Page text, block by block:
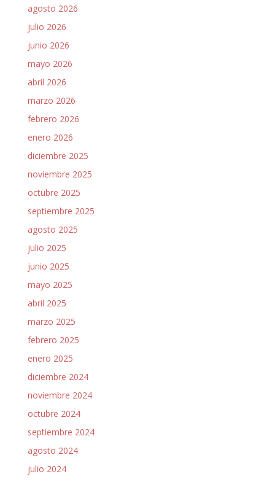
agosto 2026
julio 2026
junio 2026
mayo 2026
abril 2026
marzo 2026
febrero 2026
enero 2026
diciembre 2025
noviembre 2025
octubre 2025
septiembre 2025
agosto 2025
julio 2025
junio 2025
mayo 2025
abril 2025
marzo 2025
febrero 2025
enero 2025
diciembre 2024
noviembre 2024
octubre 2024
septiembre 2024
agosto 2024
julio 2024